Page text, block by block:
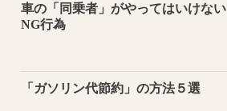
車の「同乗者」がやってはいけない
NG行為
「ガソリン代節約」の方法５選